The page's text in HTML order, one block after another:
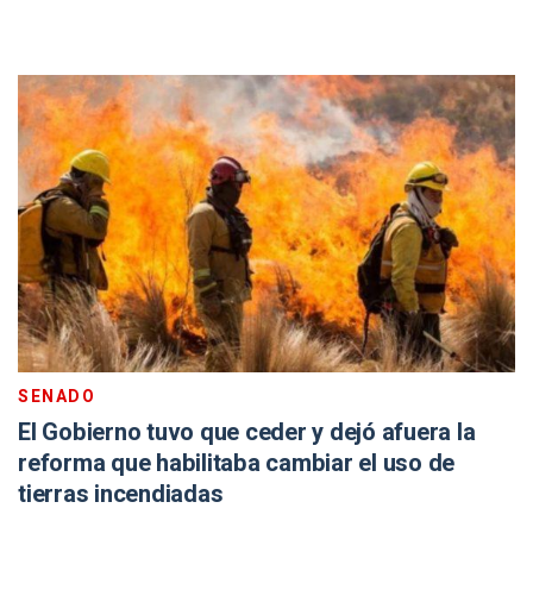
SENADO
El Gobierno tuvo que ceder y dejó afuera la
reforma que habilitaba cambiar el uso de
tierras incendiadas